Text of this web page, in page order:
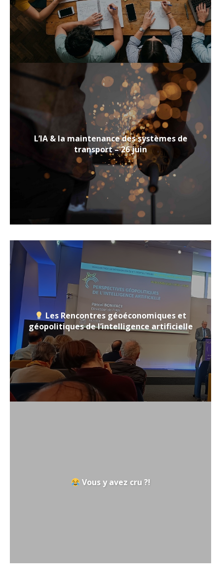
L’IA & la maintenance des systèmes de
transport – 26 juin
Les Rencontres géoéconomiques et
géopolitiques de l’intelligence artificielle
Vous y avez cru ?!